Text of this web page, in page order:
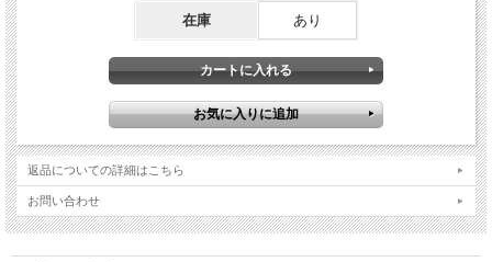
在庫 あり
返品についての詳細はこちら
お問い合わせ